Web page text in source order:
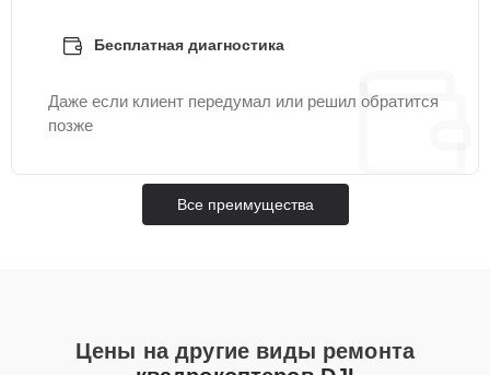
Бесплатная диагностика
Даже если клиент передумал или решил обратится
позже
Все преимущества
Цены на другие виды ремонта